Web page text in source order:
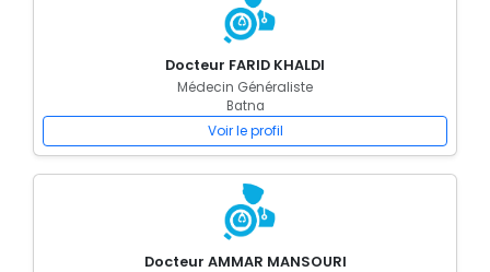
Docteur FARID KHALDI
Médecin Généraliste
Batna
Voir le profil
Docteur AMMAR MANSOURI